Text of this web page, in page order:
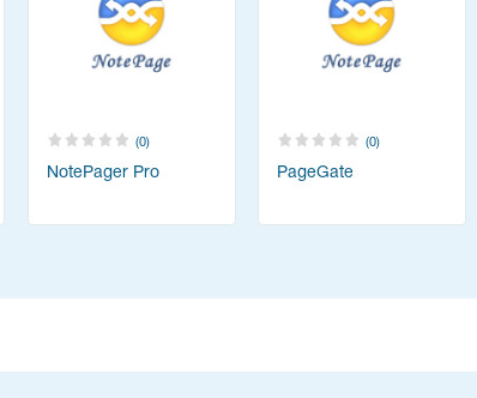
(0)
NotePager Pro
(0)
PageGate